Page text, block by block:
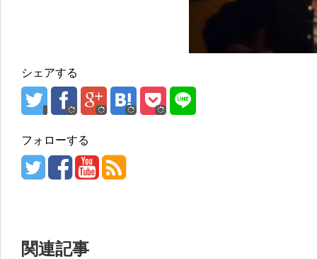
シェアする
フォローする
関連記事